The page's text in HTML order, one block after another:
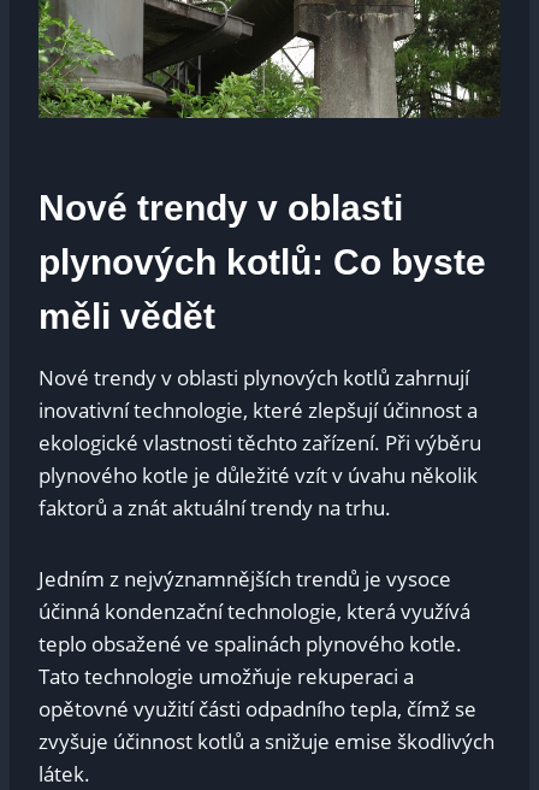
Nové trendy v oblasti
plynových kotlů: Co byste
měli vědět
Nové trendy v oblasti plynových kotlů⁣ zahrnují
inovativní technologie, které zlepšují účinnost a ​
ekologické vlastnosti těchto zařízení. Při výběru
plynového⁤ kotle⁤ je‍ důležité ‍vzít ⁢v úvahu několik
faktorů a‍ znát aktuální trendy‌ na trhu.‍
Jedním z ‍nejvýznamnějších trendů je vysoce
účinná kondenzační technologie, která využívá
⁣teplo⁣ obsažené ve spalinách plynového kotle.
Tato technologie umožňuje rekuperaci ​a
opětovné využití​ části odpadního tepla, ‍čímž se
zvyšuje ⁣účinnost kotlů ‍a snižuje⁢ emise ‌škodlivých
⁤látek.